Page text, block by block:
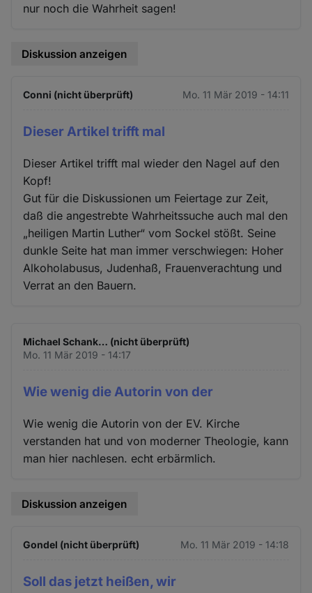
nur noch die Wahrheit sagen!
Diskussion anzeigen
Conni (nicht überprüft) Mo. 11 Mär 2019 - 14:11
Dieser Artikel trifft mal
Dieser Artikel trifft mal wieder den Nagel auf den
Kopf!
Gut für die Diskussionen um Feiertage zur Zeit,
daß die angestrebte Wahrheitssuche auch mal den
„heiligen Martin Luther“ vom Sockel stößt. Seine
dunkle Seite hat man immer verschwiegen: Hoher
Alkoholabusus, Judenhaß, Frauenverachtung und
Verrat an den Bauern.
Michael Schank… (nicht überprüft)
Mo. 11 Mär 2019 - 14:17
Wie wenig die Autorin von der
Wie wenig die Autorin von der EV. Kirche
verstanden hat und von moderner Theologie, kann
man hier nachlesen. echt erbärmlich.
Diskussion anzeigen
Gondel (nicht überprüft) Mo. 11 Mär 2019 - 14:18
Soll das jetzt heißen, wir